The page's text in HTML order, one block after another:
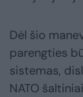
Dėl šio
parengties
sistemas,
NATO